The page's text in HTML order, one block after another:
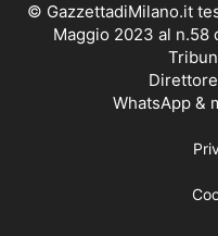
© GazzettadiMilano.it
Maggio 2023 al n.58
WhatsApp &